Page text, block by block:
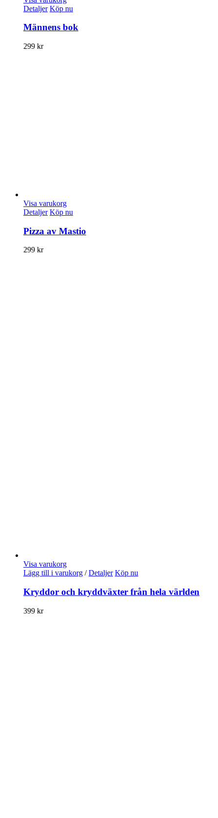
Detaljer Köp nu
Männens bok
299 kr
Visa varukorg
Detaljer Köp nu
Pizza av Mastio
299 kr
Visa varukorg
Lägg till i varukorg / Detaljer Köp nu
Kryddor och kryddväxter från hela världen
399 kr